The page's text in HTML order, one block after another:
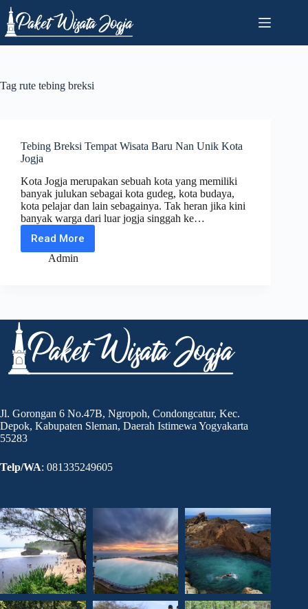
Skip
content
Tag rute tebing breksi
Tebing Breksi Tempat Wisata Baru Nan Unik Kota
Jogja
Kota Jogja merupakan sebuah kota yang memiliki
banyak julukan sebagai kota gudeg, kota budaya,
kota pelajar dan lain sebagainya. Tak heran jika kini
banyak warga dari luar jogja singgah ke…
Read More
Tebing
Breksi
Unik
Jogja
Admin
Jl. Gorongan 6 No.47B, Ngropoh, Condongcatur, Kec.
Depok, Kabupaten Sleman, Daerah Istimewa Yogyakarta
55283
Telp/WA: 081335249605